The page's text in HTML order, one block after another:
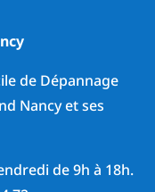
de Dépannage
Nancy et ses
de 9h à 18h.